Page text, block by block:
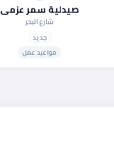
صيدلية سمر عزمي
شارع البحر
جديد
مواعيد عمل